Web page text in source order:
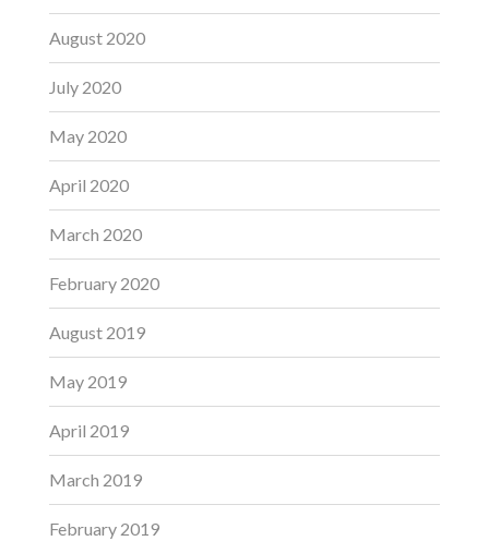
August 2020
July 2020
May 2020
April 2020
March 2020
February 2020
August 2019
May 2019
April 2019
March 2019
February 2019